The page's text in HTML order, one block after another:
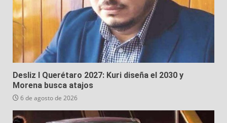
Desliz I Querétaro 2027: Kuri diseña el 2030 y
Morena busca atajos
6 de agosto de 2026